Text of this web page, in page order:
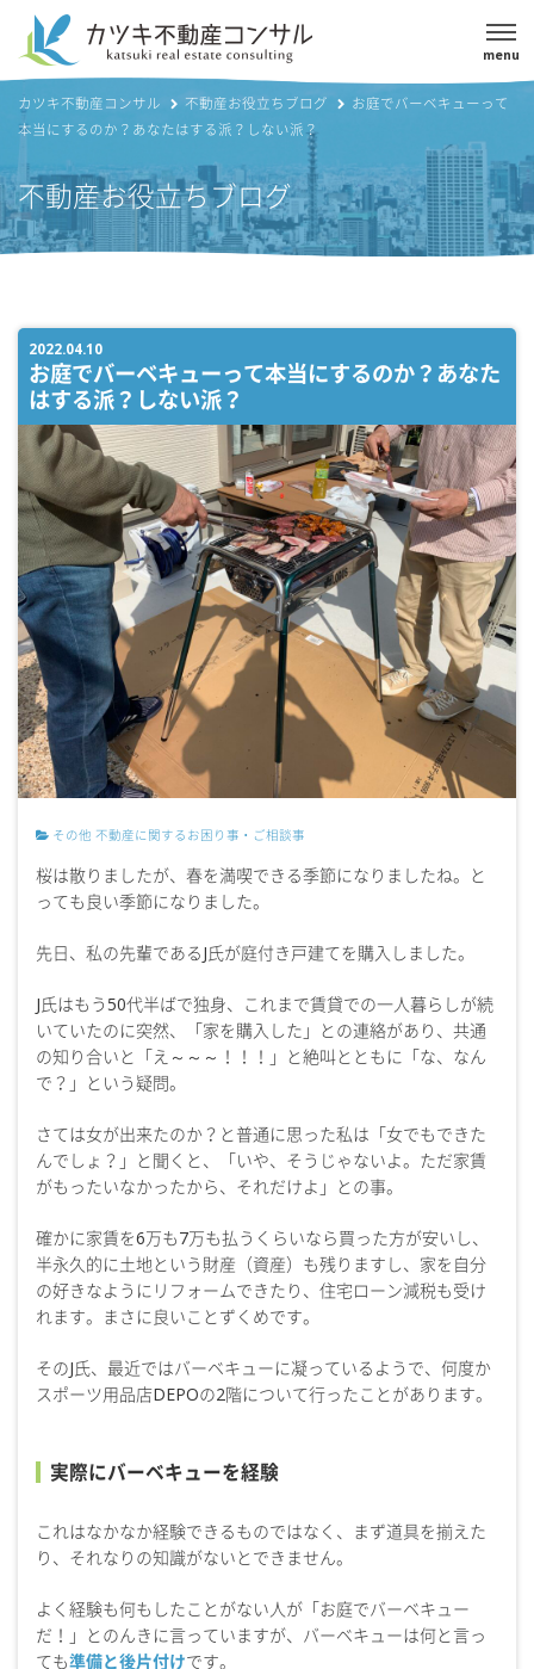
menu
カツキ不動産コンサル 不動産お役立ちブログ
お庭でバーベキューって
本当にするのか？あなたはする派？しない派？
不動産お役立ちブログ
2022.04.10
お庭でバーベキューって本当にするのか？あなた
はする派？しない派？
その他 不動産に関するお困り事・ご相談事
桜は散りましたが、春を満喫できる季節になりましたね。と
っても良い季節になりました。
先日、私の先輩であるJ氏が庭付き戸建てを購入しました。
J氏はもう50代半ばで独身、これまで賃貸での一人暮らしが続
いていたのに突然、「家を購入した」との連絡があり、共通
の知り合いと「え～～～！！！」と絶叫とともに「な、なん
で？」という疑問。
さては女が出来たのか？と普通に思った私は「女でもできた
んでしょ？」と聞くと、「いや、そうじゃないよ。ただ家賃
がもったいなかったから、それだけよ」との事。
確かに家賃を6万も7万も払うくらいなら買った方が安いし、
半永久的に土地という財産（資産）も残りますし、家を自分
の好きなようにリフォームできたり、住宅ローン減税も受け
れます。まさに良いことずくめです。
そのJ氏、最近ではバーベキューに凝っているようで、何度か
スポーツ用品店DEPOの2階について行ったことがあります。
実際にバーベキューを経験
これはなかなか経験できるものではなく、まず道具を揃えた
り、それなりの知識がないとできません。
よく経験も何もしたことがない人が「お庭でバーベキュー
だ！」とのんきに言っていますが、バーベキューは何と言っ
ても準備と後片付けです。